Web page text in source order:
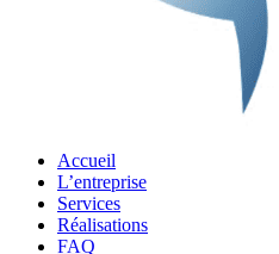
Accueil
L’entreprise
Services
Réalisations
FAQ